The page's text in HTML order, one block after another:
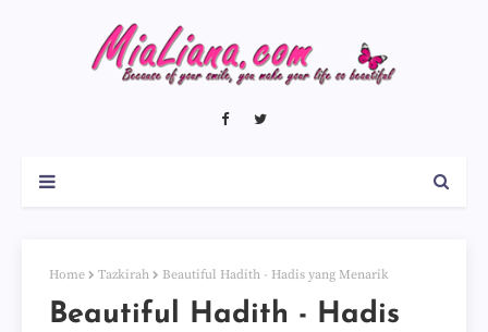
Home Tazkirah Beautiful Hadith - Hadis yang Menarik
Beautiful Hadith - Hadis